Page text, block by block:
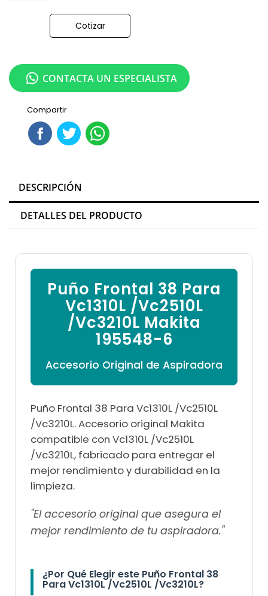
Cotizar
Compartir
CONTACTA UN ESPECIALISTA
DESCRIPCIÓN
DETALLES DEL PRODUCTO
Puño Frontal 38 Para
Vc1310L /Vc2510L
/Vc3210L Makita
195548-6
Accesorio Original de Aspiradora
Puño Frontal 38 Para Vc1310L /Vc2510L
/Vc3210L. Accesorio original Makita
compatible con Vc1310L /Vc2510L
/Vc3210L, fabricado para entregar el
mejor rendimiento y durabilidad en la
limpieza.
"El accesorio original que asegura el
mejor rendimiento de tu aspiradora."
¿Por Qué Elegir este Puño Frontal 38
Para Vc1310L /Vc2510L /Vc3210L?